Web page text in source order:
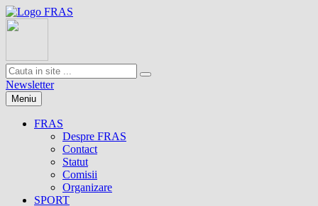
Newsletter
Meniu
FRAS
Despre FRAS
Contact
Statut
Comisii
Organizare
SPORT